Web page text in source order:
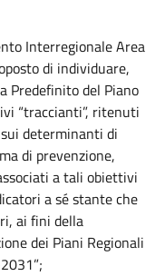
Interregionale Area
di individuare,
Predefinito del Piano
“traccianti”, ritenuti
determinanti di
di prevenzione,
a tali obiettivi
a sé stante che
ai fini della
dei Piani Regionali